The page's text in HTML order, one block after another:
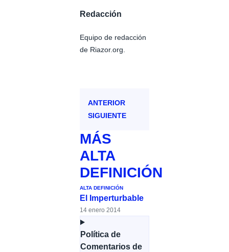
Redacción
Equipo de redacción
de Riazor.org.
ANTERIOR
SIGUIENTE
MÁS
ALTA
DEFINICIÓN
ALTA DEFINICIÓN
El Imperturbable
14 enero 2014
Política de
Comentarios de